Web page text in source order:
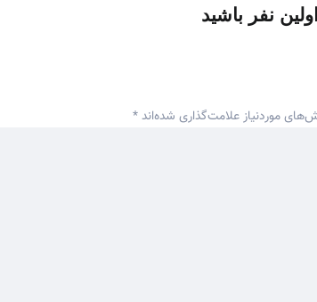
نفر باشید
موردنیاز علامت‌گذاری شده‌اند*